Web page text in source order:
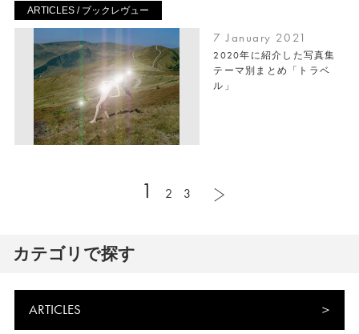
ARTICLES / ブックレヴュー
7 January 2021
2020年に紹介した写真集
テーマ別まとめ「トラベ
ル」
1 2 3
カテゴリで探す
ARTICLES